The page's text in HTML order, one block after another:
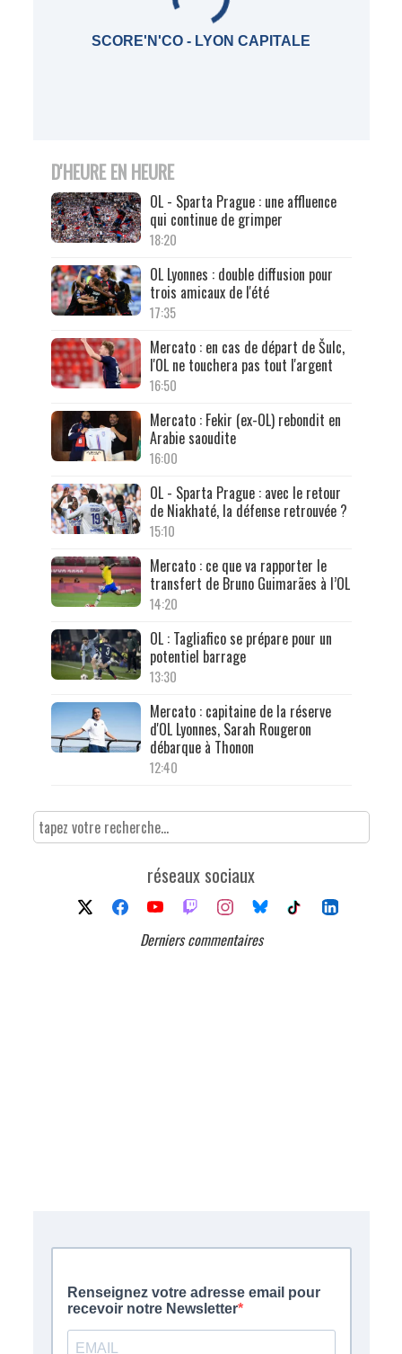
SCORE'N'CO - LYON CAPITALE
D'HEURE EN HEURE
OL - Sparta Prague : une affluence
qui continue de grimper
18:20
OL Lyonnes : double diffusion pour
trois amicaux de l'été
17:35
Mercato : en cas de départ de Šulc,
l'OL ne touchera pas tout l'argent
16:50
Mercato : Fekir (ex-OL) rebondit en
Arabie saoudite
16:00
OL - Sparta Prague : avec le retour
de Niakhaté, la défense retrouvée ?
15:10
Mercato : ce que va rapporter le
transfert de Bruno Guimarães à l’OL
14:20
OL : Tagliafico se prépare pour un
potentiel barrage
13:30
Mercato : capitaine de la réserve
d'OL Lyonnes, Sarah Rougeron
débarque à Thonon
12:40
réseaux sociaux
Derniers commentaires